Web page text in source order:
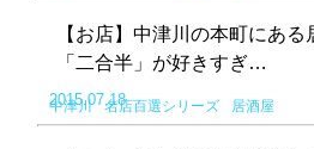
【お店】中津川の本町にある
「二合半」が好きすぎ…
2015.07.18
中津川 名店百選シリーズ 居酒屋